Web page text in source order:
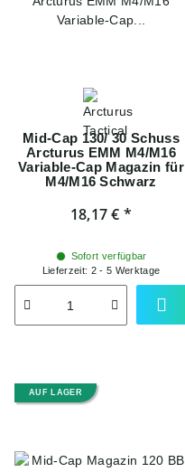
Mid-Cap 130/ 30 Schuss
Arcturus EMM M4/M16
Variable-Cap Magazin für
M4/M16 Schwarz
18,17 €*
Sofort verfügbar
Lieferzeit: 2 - 5 Werktage
AUF LAGER